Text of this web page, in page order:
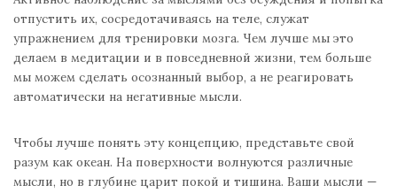
отпустить их, сосредотачиваясь на теле, служат
упражнением для тренировки мозга. Чем лучше мы это
делаем в медитации и в повседневной жизни, тем больше
мы можем сделать осознанный выбор, а не реагировать
автоматически на негативные мысли.
Чтобы лучше понять эту концепцию, представьте свой
разум как океан. На поверхности волнуются различные
мысли, но в глубине царит покой и тишина. Ваши мысли —